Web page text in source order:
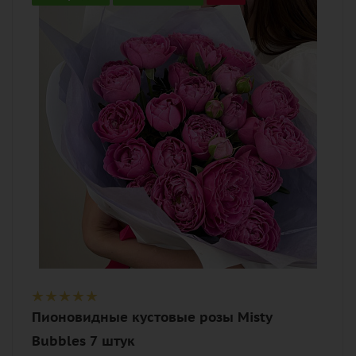
7
малиновый, розовый
роза пионовидная, лента,
дизайнерская упаковка
Пионовидные кустовые розы Misty
Bubbles 7 штук